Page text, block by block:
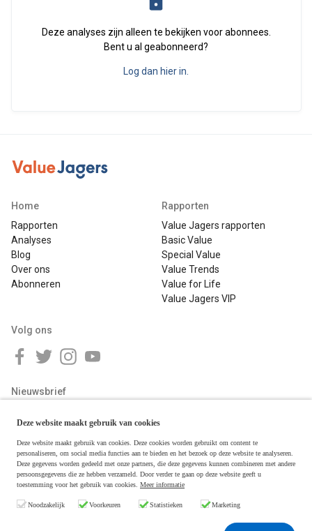
Deze analyses zijn alleen te bekijken voor abonnees.
Bent u al geabonneerd?
Log dan hier in.
Home
Rapporten
Analyses
Blog
Over ons
Abonneren
Rapporten
Value Jagers rapporten
Basic Value
Special Value
Value Trends
Value for Life
Value Jagers VIP
Volg ons
Nieuwsbrief
Deze website maakt gebruik van cookies
Deze website maakt gebruik van cookies. Deze cookies worden gebruikt om content te
personaliseren, om social media functies aan te bieden en het bezoek op deze website te analyseren.
Deze gegevens worden gedeeld met onze partners, die deze gegevens kunnen combineren met andere
persoonsgegevens die ze hebben verzameld. Door verder te gaan op deze website geeft u
toestemming voor het gebruik van cookies. Meer informatie
Noodzakelijk Voorkeuren Statistieken Marketing